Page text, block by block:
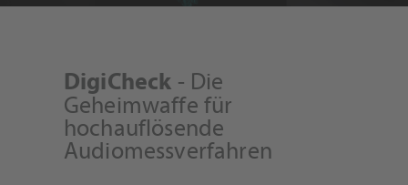
DigiCheck - Die
Geheimwaffe für
hochauflösende
Audiomessverfahren